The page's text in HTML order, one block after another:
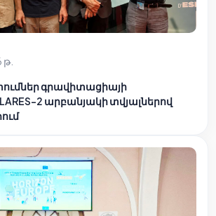
թ.
գրավիտացիայի
LARES-2 արբանյակի տվյալներով